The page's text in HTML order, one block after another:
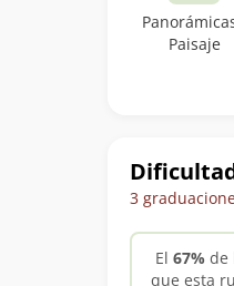
Paisaje
3
El 67% de
que esta